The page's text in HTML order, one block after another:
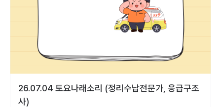
26.07.04 토요나래소리 (정리수납전문가, 응급구조
사)